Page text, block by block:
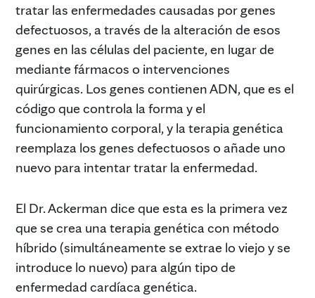
tratar las enfermedades causadas por genes
defectuosos, a través de la alteración de esos
genes en las células del paciente, en lugar de
mediante fármacos o intervenciones
quirúrgicas. Los genes contienen ADN, que es el
código que controla la forma y el
funcionamiento corporal, y la terapia genética
reemplaza los genes defectuosos o añade uno
nuevo para intentar tratar la enfermedad.
El Dr. Ackerman dice que esta es la primera vez
que se crea una terapia genética con método
híbrido (simultáneamente se extrae lo viejo y se
introduce lo nuevo) para algún tipo de
enfermedad cardíaca genética.